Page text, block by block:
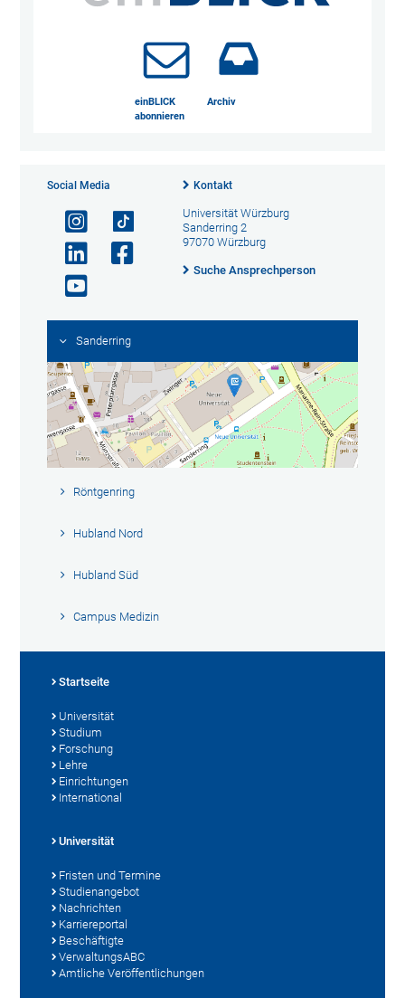
einBLICK
abonnieren
Archiv
Social Media Kontakt
Universität Würzburg
Sanderring 2
97070 Würzburg
Suche Ansprechperson
Sanderring
Röntgenring
Hubland Nord
Hubland Süd
Campus Medizin
Startseite
Universität
Studium
Forschung
Lehre
Einrichtungen
International
Universität
Fristen und Termine
Studienangebot
Nachrichten
Karriereportal
Beschäftigte
VerwaltungsABC
Amtliche Veröffentlichungen